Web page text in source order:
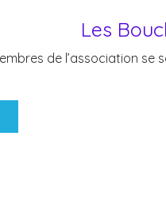
Les
de l’association